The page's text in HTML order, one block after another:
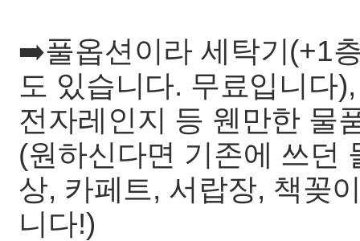
➡️풀옵션이라 세탁기(+1
도 있습니다. 무료입니다
전자레인지 등 웬만한 물
(원하신다면 기존에 쓰던
상, 카페트, 서랍장, 책꽂
니다!)